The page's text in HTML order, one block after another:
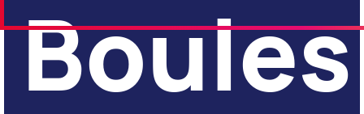
Boules